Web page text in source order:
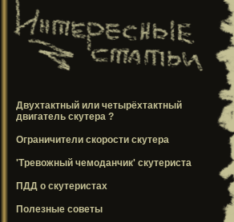
Двухтактный или четырёхтактный
двигатель скутера ?
Ограничители скорости скутера
'Тревожный чемоданчик' скутериста
ПДД о скутеристах
Полезные советы